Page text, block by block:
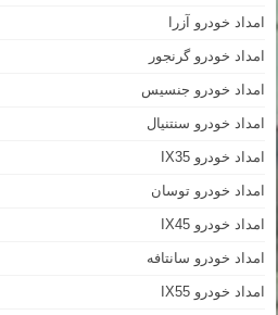
امداد خودرو آزرا
امداد خودرو گرنجور
امداد خودرو جنسیس
امداد خودرو سنتنیال
امداد خودرو IX35
امداد خودرو توسان
امداد خودرو IX45
امداد خودرو سانتافه
امداد خودرو IX55